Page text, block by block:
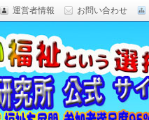
運営者情報 お問い合わせ
,楽しい授業がした
Delightful
教材 ネタ,授業ネタ,学
ブ,カリスマ教師,沖縄
講演,楽しい講演,楽しい
っきゅう先生,いっきゅ
カウンセリン